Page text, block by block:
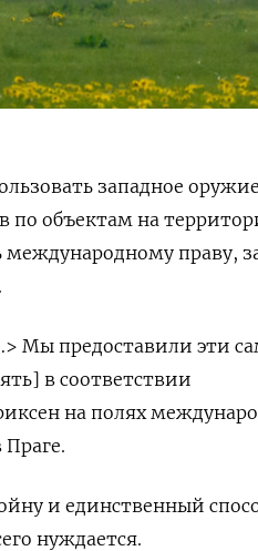
западное
по объектам на
международному праву,
Мы предоставили эти
в соответствии
на полях
и единственный
нуждается.